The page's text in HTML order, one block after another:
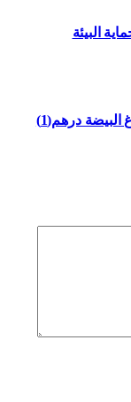
البيئة
ارتفاع ملموساً لأسعار البيض بالمغرب وبلوغ البيضة درهم(1)